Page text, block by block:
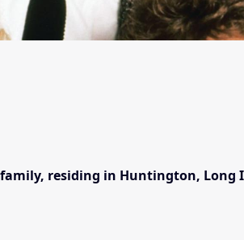
residing in Huntington,